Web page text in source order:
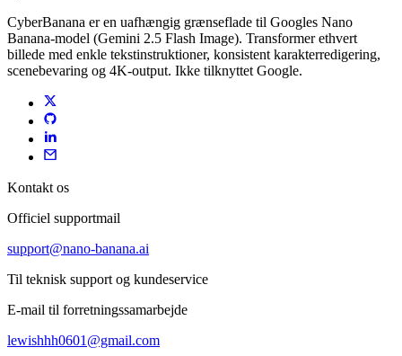
CyberBanana er en uafhængig grænseflade til Googles Nano
Banana-model (Gemini 2.5 Flash Image). Transformer ethvert
billede med enkle tekstinstruktioner, konsistent karakterredigering,
scenebevaring og 4K-output. Ikke tilknyttet Google.
Kontakt os
Officiel supportmail
support@nano-banana.ai
Til teknisk support og kundeservice
E-mail til forretningssamarbejde
lewishhh0601@gmail.com